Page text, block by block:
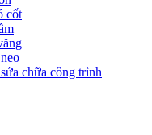
cốt
chữa công trình